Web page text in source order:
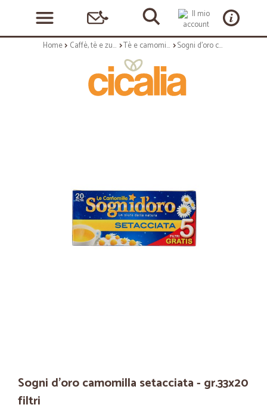
Home Caffè, tè e zucchero Tè e camomilla Sogni d'oro camomilla setacciata - gr.33x20 filtri
Sogni d'oro camomilla setacciata - gr.33x20
filtri